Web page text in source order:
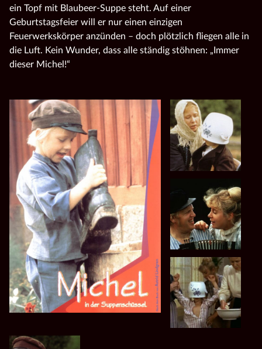
ein Topf mit Blaubeer-Suppe steht. Auf einer
Geburtstagsfeier will er nur einen einzigen
Feuerwerkskörper anzünden – doch plötzlich fliegen alle in
die Luft. Kein Wunder, dass alle ständig stöhnen: „Immer
dieser Michel!“